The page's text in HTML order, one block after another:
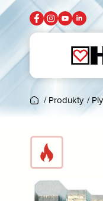
/ Produkty /